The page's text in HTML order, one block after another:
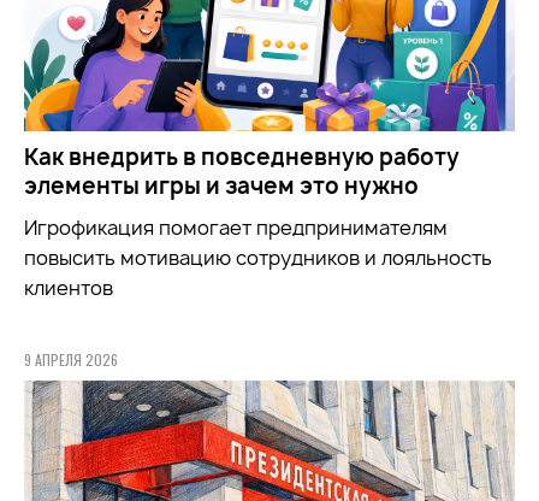
Как внедрить в повседневную работу
элементы игры и зачем это нужно
Игрофикация помогает предпринимателям
повысить мотивацию сотрудников и лояльность
клиентов
9 АПРЕЛЯ 2026